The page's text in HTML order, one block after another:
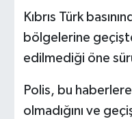
Kıbrıs Türk
bölgelerine
edilmediği öne
Polis, bu
olmadığını ve